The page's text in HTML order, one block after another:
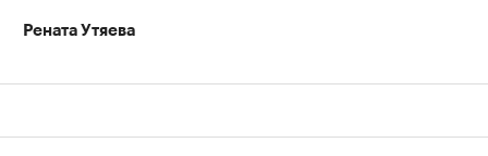
Рената Утяева